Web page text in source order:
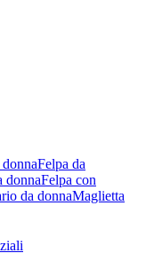
Felpa da
donnaFelpa con
da donnaMaglietta